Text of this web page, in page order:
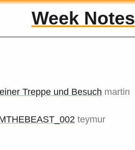
Week Notes
Treppe und Besuch martin
teymur